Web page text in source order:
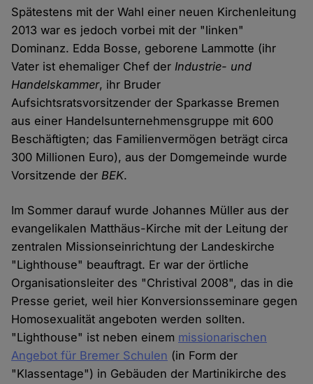
Spätestens mit der Wahl einer neuen Kirchenleitung
2013 war es jedoch vorbei mit der "linken"
Dominanz. Edda Bosse, geborene Lammotte (ihr
Vater ist ehemaliger Chef derIndustrie- und
Handelskammer, ihr Bruder
Aufsichtsratsvorsitzender der Sparkasse Bremen
aus einer Handelsunternehmensgruppe mit 600
Beschäftigten; das Familienvermögen beträgt circa
300 Millionen Euro), aus der Domgemeinde wurde
Vorsitzende derBEK.
Im Sommer darauf wurde Johannes Müller aus der
evangelikalen Matthäus-Kirche mit der Leitung der
zentralen Missionseinrichtung der Landeskirche
"Lighthouse" beauftragt. Er war der örtliche
Organisationsleiter des "Christival 2008", das in die
Presse geriet, weil hier Konversionsseminare gegen
Homosexualität angeboten werden sollten.
"Lighthouse" ist neben einem missionarischen
Angebot für Bremer Schulen (in Form der
"Klassentage") in Gebäuden der Martinikirche des